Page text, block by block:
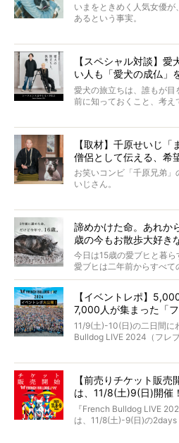
いまをときめく人気女優
あるという事実。
とりを目の当たりにする
愛がわたしたちのそれと
だかうれしくなってしまっ
春奈さんとアムちゃんのす
小西がいつくしみながら
【スペシャル対談】
い人も「愛犬の成仏」
はやとも×PELI】
愛犬の旅立ちは、誰もが
前に知っておくこと、考
力をもつお笑い芸人「シ
犬の旅立ちや供養について
インタビュアー兼対談相
識にも長けているPELIさん。
「愛犬が旅立ったあと、
くれる？」
さらには、霊感がない人で
法まで。
お笑い芸人だからこそ暗
と軽くなる。
永久保存版のスペシャル
【取材】千原せいじ
僧侶として伝える、希
お笑いコンビ「千原兄弟
いじさん。
た。
僧侶としての名は「靖賢（
当時54歳という年齢にし
選んだのか。
また、愛犬の旅立ちとどの
た。
諦めかけた命。あれか
歳の今もお散歩大好き
今日は15歳の愛ブヒと暮ら
愛ブヒは二年前からすべ
激減。検査をしても異常
もう諦めるしかないのか
が「THE fu-do(ザ・フー
そして「THE fu-do(ザ・フ
ブヒは15歳になり、今も元
今回は、二年前の絶望か
【イベントレポ】
7,000人が集まった「
貌！
11/9(土)-10(日)の二日間に
Bulldog LIVE 2024（フレブ
今年はのべ5,000頭のフ
day1の司会はフレブルラ
ェスには世代ど真ん中の
に豪華なラインナップ。
北は北海道、南は鹿児島県
グが一堂に会した「フレ
【前売りチケット販
は、11/8(土)9(日)開催
マソング制作も決定
『French Bulldog LIVE
は、11/8(土)-9(日)の2days
お得な前売りチケット、